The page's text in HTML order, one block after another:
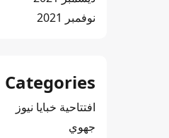
نوفمبر 2021
Categories
افتتاحية خبايا نيوز
جهوي